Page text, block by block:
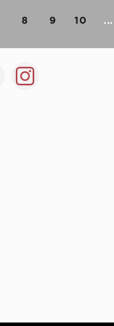
8 9 10 ...